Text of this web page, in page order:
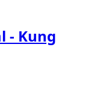
- Kung